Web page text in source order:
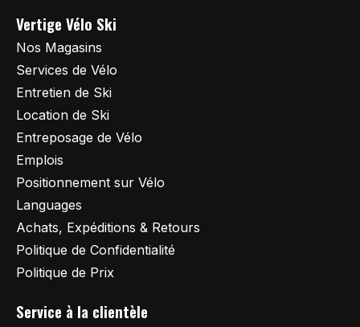
Vertige Vélo Ski
Nos Magasins
Services de Vélo
Entretien de Ski
Location de Ski
Entreposage de Vélo
Emplois
Positionnement sur Vélo
Languages
Achats, Expéditions & Retours
Politique de Confidentialité
Politique de Prix
Service à la clientèle